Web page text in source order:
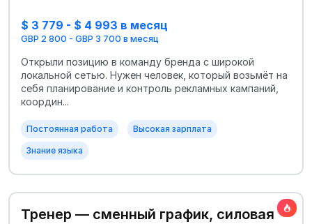
$ 3 779 - $ 4 993 в месяц
GBP 2 800 - GBP 3 700 в месяц
Открыли позицию в команду бренда с широкой
локальной сетью. Нужен человек, который возьмёт на
себя планирование и контроль рекламных кампаний,
координ...
Постоянная работа Высокая зарплата
Знание языка
Тренер — сменный график, силовая